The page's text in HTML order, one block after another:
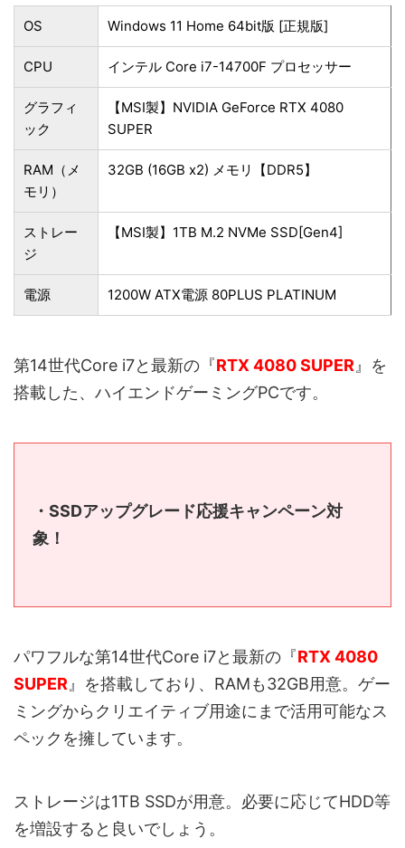
OS Windows 11 Home 64bit版 [正規版]
CPU インテル Core i7-14700F プロセッサー
グラフィ
ック
【MSI製】NVIDIA GeForce RTX 4080
SUPER
RAM（メ
モリ）
32GB (16GB x2) メモリ【DDR5】
ストレー
ジ
【MSI製】1TB M.2 NVMe SSD[Gen4]
電源 1200W ATX電源 80PLUS PLATINUM
第14世代Core i7と最新の『RTX 4080 SUPER 』を
搭載した、ハイエンドゲーミングPCです。
・SSDアップグレード応援キャンペーン対
象！
パワフルな第14世代Core i7と最新の『RTX 4080
SUPER 』を搭載しており、RAMも32GB用意。ゲー
ミングからクリエイティブ用途にまで活用可能なス
ペックを擁しています。
ストレージは1TB SSDが用意。必要に応じてHDD等
を増設すると良いでしょう。